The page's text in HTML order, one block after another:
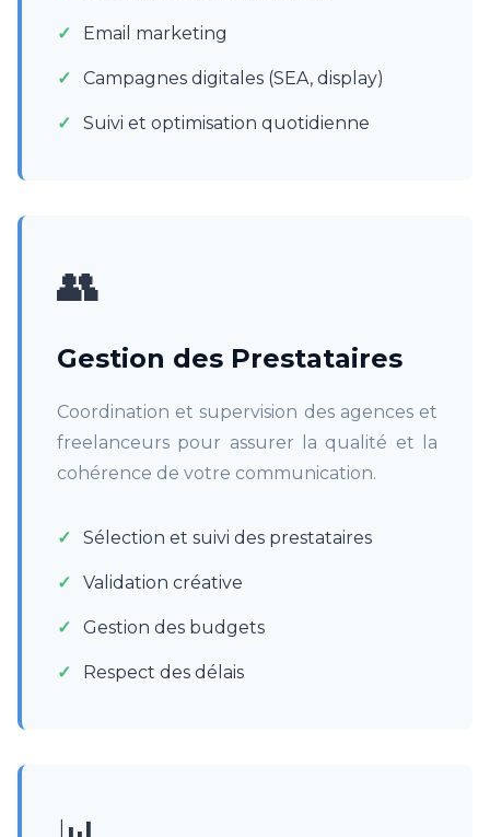
Email marketing
Campagnes digitales (SEA, display)
Suivi et optimisation quotidienne
👥
Gestion des Prestataires
Coordination et supervision des agences et
freelanceurs pour assurer la qualité et la
cohérence de votre communication.
Sélection et suivi des prestataires
Validation créative
Gestion des budgets
Respect des délais